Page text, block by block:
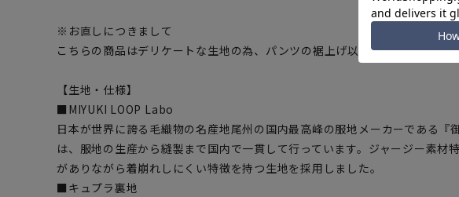
※お直しにつきまして
こちらの商品はデリケートな生地の為、パンツの裾上げ以外のお直しは承れ
【生地・仕様】
■MIYUKI LOOP Labo
日本が世界に誇る毛織物の名産地尾州の国内最高峰の服地メーカーである『
は、服地の生産から縫製まで国内で一貫して行っています。ジャージー素材
がありながら着崩れしにくい特徴を持つ生地を採用しました。
■キュプラ裏地